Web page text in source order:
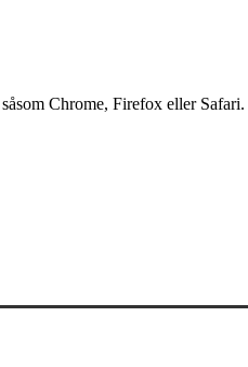
Chrome, Firefox eller Safari.